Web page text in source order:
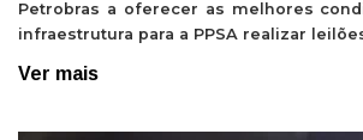
Petrobras a oferecer as melhores
infraestrutura para a PPSA realizar
Ver mais